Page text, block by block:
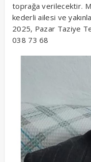
toprağa verilecektir.
kederli ailesi ve
2025, Pazar Taziye
038 73 68